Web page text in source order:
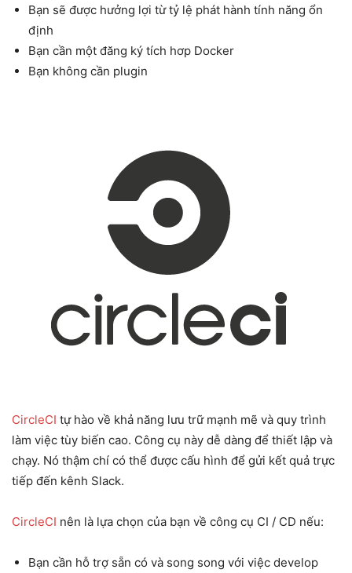
Bạn sẽ được hưởng lợi từ tỷ lệ phát hành tính năng ổn
định
Bạn cần một đăng ký tích hơp Docker
Bạn không cần plugin
CircleCI tự hào về khả năng lưu trữ mạnh mẽ và quy trình
làm việc tùy biến cao. Công cụ này dễ dàng để thiết lập và
chạy. Nó thậm chí có thể được cấu hình để gửi kết quả trực
tiếp đến kênh Slack.
CircleCI nên là lựa chọn của bạn về công cụ CI / CD nếu:
Bạn cần hỗ trợ sẵn có và song song với việc develop